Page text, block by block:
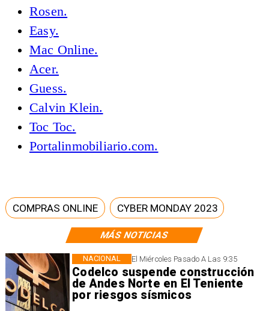
MÁS NOTICIAS
El Miércoles Pasado A Las 9:35
Codelco suspende construcción
de Andes Norte en El Teniente
por riesgos sísmicos
NACIONAL
Rosen.
Easy.
Mac Online.
Acer.
Guess.
Calvin Klein.
Toc Toc.
Portalinmobiliario.com.
COMPRAS ONLINE CYBER MONDAY 2023